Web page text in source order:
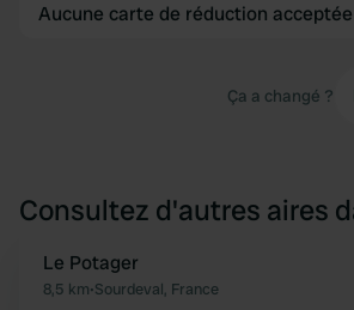
Aucune carte de réduction acceptée
Ça a changé ?
Consultez d'autres aires
Le Potager
8,5 km•Sourdeval, France